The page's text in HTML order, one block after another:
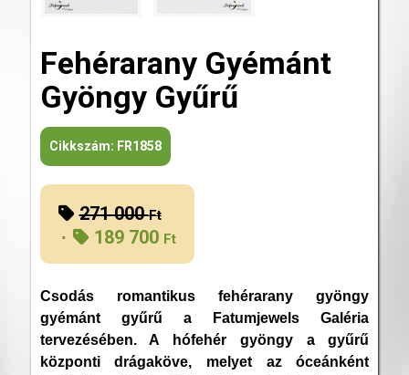
Fehérarany Gyémánt
Gyöngy Gyűrű
Cikkszám: FR1858
271 000FtOriginal
price
000 Ft.
189 700 Ft
Current
is:
189
700 Ft.
Csodás romantikus fehérarany gyöngy
gyémánt gyűrű a Fatumjewels Galéria
tervezésében. A hófehér gyöngy a gyűrű
központi drágaköve, melyet az óceánként